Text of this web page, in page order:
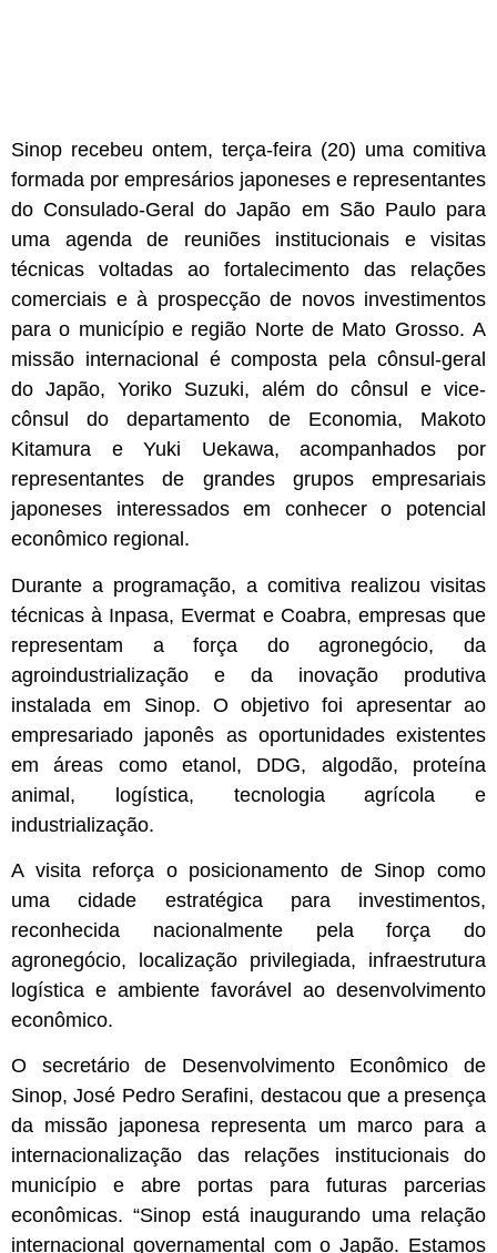
Sinop recebeu ontem, terça-feira (20) uma comitiva
formada por empresários japoneses e representantes
do Consulado-Geral do Japão em São Paulo para
uma agenda de reuniões institucionais e visitas
técnicas voltadas ao fortalecimento das relações
comerciais e à prospecção de novos investimentos
para o município e região Norte de Mato Grosso. A
missão internacional é composta pela cônsul-geral
do Japão, Yoriko Suzuki, além do cônsul e vice-
cônsul do departamento de Economia, Makoto
Kitamura e Yuki Uekawa, acompanhados por
representantes de grandes grupos empresariais
japoneses interessados em conhecer o potencial
econômico regional.
Durante a programação, a comitiva realizou visitas
técnicas à Inpasa, Evermat e Coabra, empresas que
representam a força do agronegócio, da
agroindustrialização e da inovação produtiva
instalada em Sinop. O objetivo foi apresentar ao
empresariado japonês as oportunidades existentes
em áreas como etanol, DDG, algodão, proteína
animal, logística, tecnologia agrícola e
industrialização.
A visita reforça o posicionamento de Sinop como
uma cidade estratégica para investimentos,
reconhecida nacionalmente pela força do
agronegócio, localização privilegiada, infraestrutura
logística e ambiente favorável ao desenvolvimento
econômico.
O secretário de Desenvolvimento Econômico de
Sinop, José Pedro Serafini, destacou que a presença
da missão japonesa representa um marco para a
internacionalização das relações institucionais do
município e abre portas para futuras parcerias
econômicas. “Sinop está inaugurando uma relação
internacional governamental com o Japão. Estamos